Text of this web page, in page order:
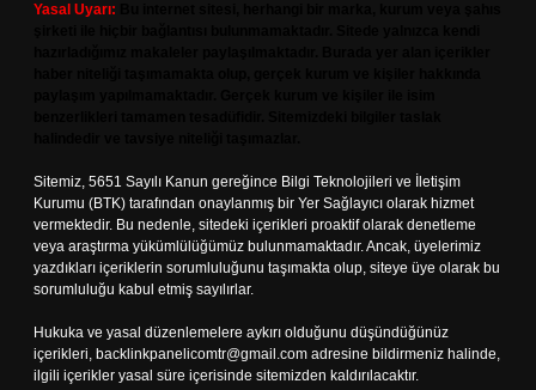
Yasal Uyarı:
Sitemiz, 5651 Sayılı Kanun gereğince Bilgi Teknolojileri ve İletişim
Kurumu (BTK) tarafından onaylanmış bir Yer Sağlayıcı olarak hizmet
vermektedir. Bu nedenle, sitedeki içerikleri proaktif olarak denetleme
veya araştırma yükümlülüğümüz bulunmamaktadır. Ancak, üyelerimiz
yazdıkları içeriklerin sorumluluğunu taşımakta olup, siteye üye olarak bu
sorumluluğu kabul etmiş sayılırlar.
Hukuka ve yasal düzenlemelere aykırı olduğunu düşündüğünüz
içerikleri, backlinkpanelicomtr@gmail.com adresine bildirmeniz halinde,
ilgili içerikler yasal süre içerisinde sitemizden kaldırılacaktır.